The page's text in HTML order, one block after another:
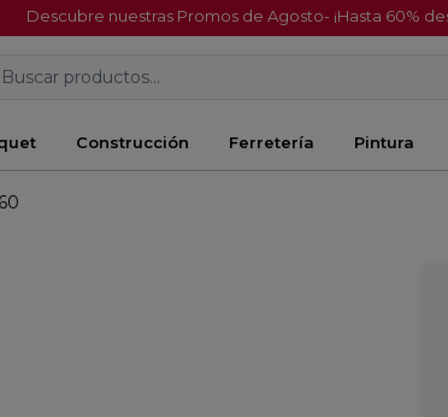
Descubre nuestras Promos de Agosto- ¡Hasta 60%
Buscar productos...
Construcción Ferretería Pintura